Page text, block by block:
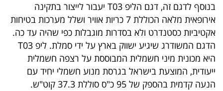
בנוסף לדגם זה, דגם הליפ T03 יעבור לייצור בתקינה
אירופאית מלאה הכוללת 7 כריות אוויר ושלל מערכות בטיחות
אקטיביות כסטנדרט ולא בסדרות מוגבלות כפי שהיה עד כה.
הדגם המשודרג שיגיע ישווק בארץ על ידי סמלת. ליפ T03
היא מכונית מיני חשמלית המבוססת על רצפה חשמלית
ייעודית, המוצעת בישראל בגרסת מנוע חשמלי יחיד עם
הנעה קדמית בהספק של 95 כ"ס סוללת 37.3 קוט"ש.